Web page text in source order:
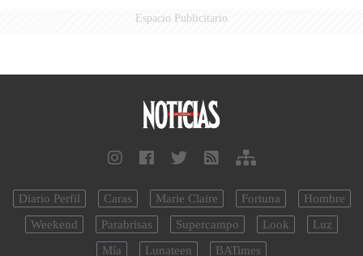
Espacio Publicitario
Diario Perfil Caras Marie Claire Fortuna
Hombre
Weekend
Parabrisas Supercampo Look
Luz
Mía
Lunateen BATimes